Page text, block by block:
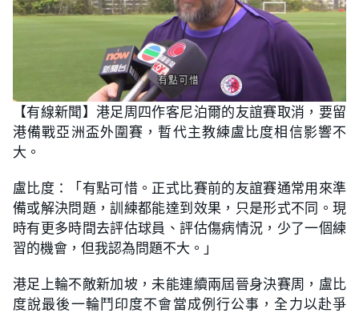
【有線新聞】港足周四作客尼泊爾的友誼賽取消，要留
港備戰亞洲盃外圍賽，暫代主教練盧比度相信影響不
大。
盧比度：「有點可惜。正式比賽前的友誼賽通常用來準
備或解決問題，訓練都能達到效果，只是形式不同。現
時有更多時間去評估球員、評估傷病情況，少了一個練
習的機會，但我認為問題不大。」
港足上輪不敵新加坡，未能連續兩屆晉身決賽周，盧比
度說最後一輪鬥印度不會當成例行公事，全力以赴爭